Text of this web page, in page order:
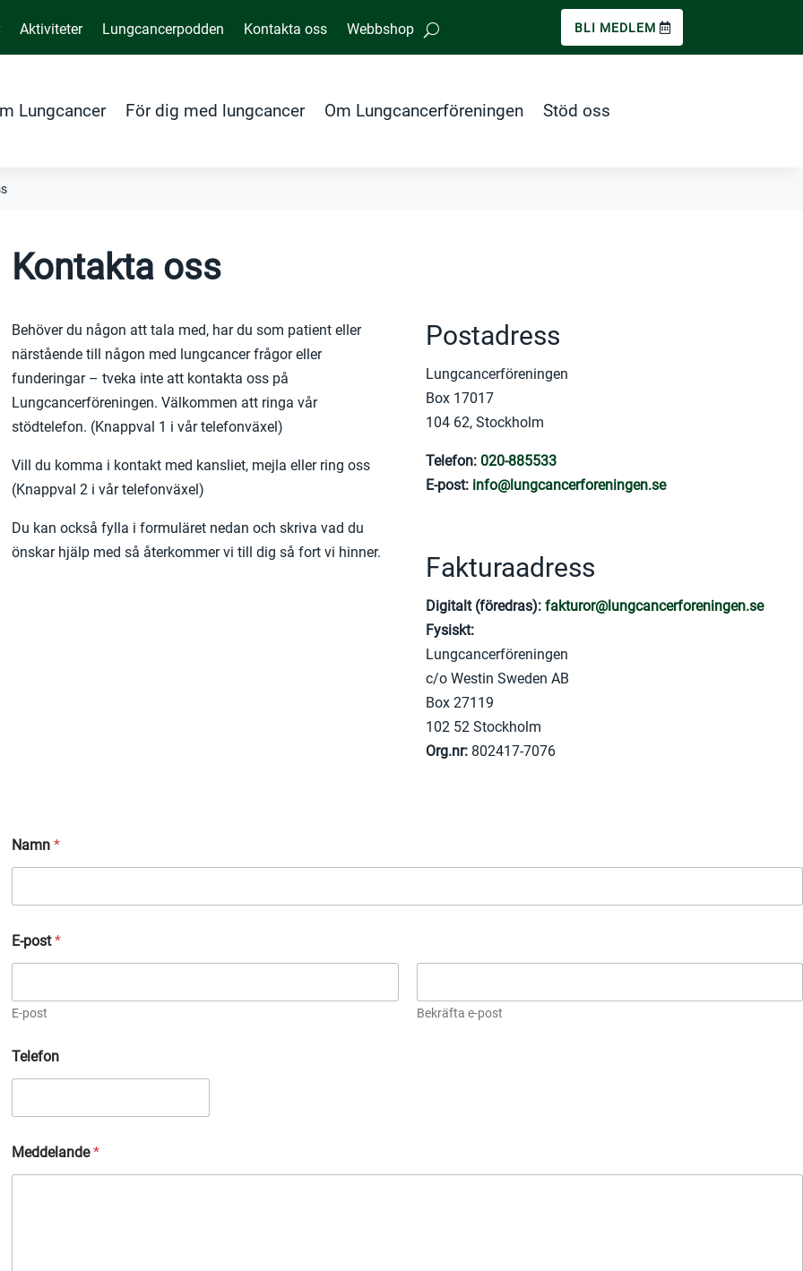
Aktiviteter Lungcancerpodden Kontakta oss Webbshop BLI MEDLEM
Lungcancer För dig med lungcancer Om Lungcancerföreningen Stöd oss
Kontakta oss
Behöver du någon att tala med, har du som patient eller
närstående till någon med lungcancer frågor eller
funderingar – tveka inte att kontakta oss på
Lungcancerföreningen. Välkommen att ringa vår
stödtelefon. (Knappval 1 i vår telefonväxel)
Vill du komma i kontakt med kansliet, mejla eller ring oss
(Knappval 2 i vår telefonväxel)
Du kan också fylla i formuläret nedan och skriva vad du
önskar hjälp med så återkommer vi till dig så fort vi hinner.
Postadress
Lungcancerföreningen
Box 17017
104 62, Stockholm
Telefon: 020-885533
E-post: info@lungcancerforeningen.se
Fakturaadress
Digitalt (föredras): fakturor@lungcancerforeningen.se
Fysiskt:
Lungcancerföreningen
c/o Westin Sweden AB
Box 27119
102 52 Stockholm
Org.nr:802417-7076
M
e
l
a
n
e
*
Namn*
E-post*
E-post Bekräfta e-post
Telefon
Meddelande*